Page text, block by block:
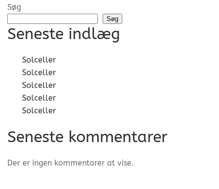
Søg
Søg
Seneste indlæg
Solceller
Solceller
Solceller
Solceller
Solceller
Seneste kommentarer
Der er ingen kommentarer at vise.